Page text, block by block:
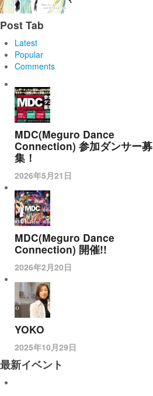
Post Tab
Latest
Popular
Comments
MDC(Meguro Dance
Connection) 参加ダンサー募
集！
2026年5月21日
MDC(Meguro Dance
Connection) 開催!!
2026年2月20日
YOKO
2025年10月29日
最新イベント